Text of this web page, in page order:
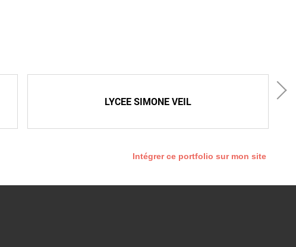
LYCEE SIMONE VEIL
Intégrer ce portfolio sur mon site